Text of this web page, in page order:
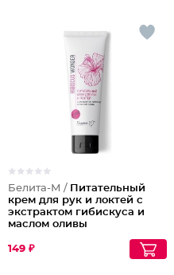
Белита-М / Питательный
крем для рук и локтей с
экстрактом гибискуса и
маслом оливы
149 ₽